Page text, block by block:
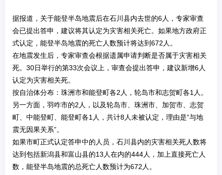
据报道，关于能登半岛地震后在石川县内去世的6人，专家审查
会已提出答申，建议将其认定为灾害相关死亡。如果地方政府正
式认定，能登半岛地震的死亡人数预计将达到672人。
在地震发生后，专家审查会根据遗属申请判断是否属于灾害相关
死。30日举行的第33次会议上，审查会提出答申，建议新增6人
认定为灾害相关死。
按自治体分布：珠洲市和能登町各2人，轮岛市和志贺町各1人。
另一方面，羽咋市的2人，以及轮岛市、珠洲市、加贺市、志贺
町、中能登町、能登町各1人，共计8人未被认定，理由是“与地
震无因果关系”。
如果市町正式认定答申中的人员，石川县内的灾害相关死人数将
达到包括新潟县和富山县的13人在内的444人，加上直接死亡人
数，能登半岛地震的总死亡人数预计为672人。